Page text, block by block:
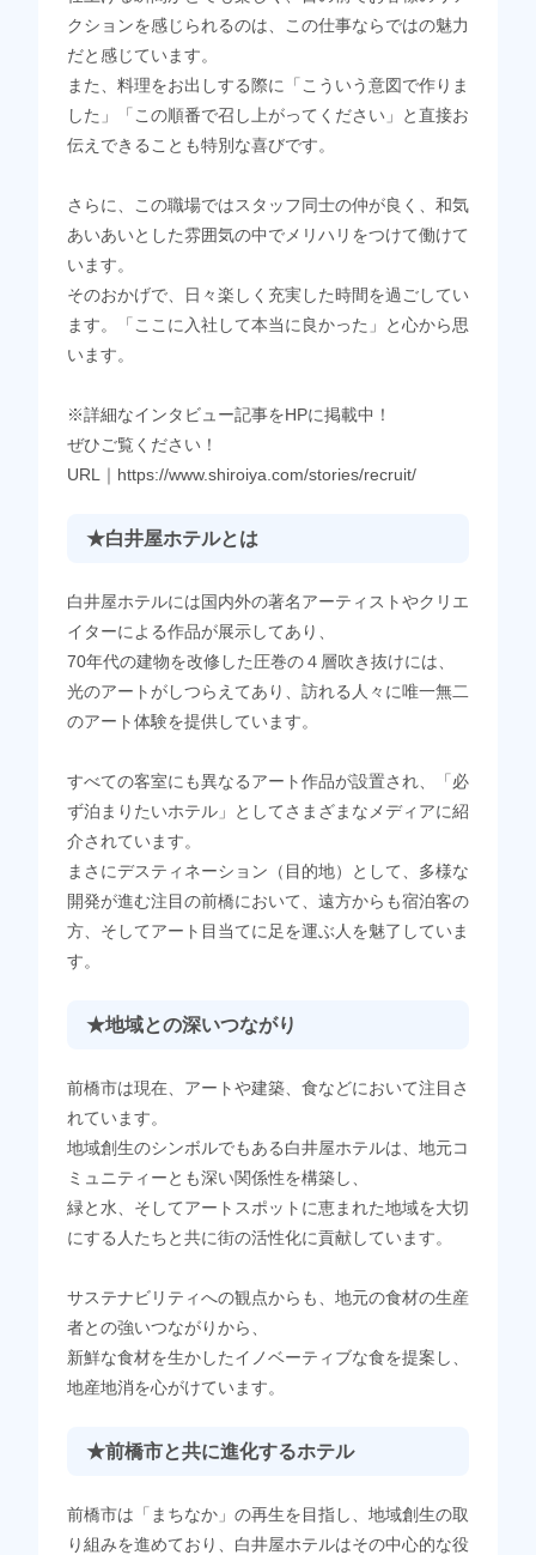
クションを感じられるのは、この仕事ならではの魅力
だと感じています。
また、料理をお出しする際に「こういう意図で作りま
した」「この順番で召し上がってください」と直接お
伝えできることも特別な喜びです。
さらに、この職場ではスタッフ同士の仲が良く、和気
あいあいとした雰囲気の中でメリハリをつけて働けて
います。
そのおかげで、日々楽しく充実した時間を過ごしてい
ます。「ここに入社して本当に良かった」と心から思
います。
※詳細なインタビュー記事をHPに掲載中！
ぜひご覧ください！
URL｜https://www.shiroiya.com/stories/recruit/
★白井屋ホテルとは
白井屋ホテルには国内外の著名アーティストやクリエ
イターによる作品が展示してあり、
70年代の建物を改修した圧巻の４層吹き抜けには、
光のアートがしつらえてあり、訪れる人々に唯一無二
のアート体験を提供しています。
すべての客室にも異なるアート作品が設置され、「必
ず泊まりたいホテル」としてさまざまなメディアに紹
介されています。
まさにデスティネーション（目的地）として、多様な
開発が進む注目の前橋において、遠方からも宿泊客の
方、そしてアート目当てに足を運ぶ人を魅了していま
す。
★地域との深いつながり
前橋市は現在、アートや建築、食などにおいて注目さ
れています。
地域創生のシンボルでもある白井屋ホテルは、地元コ
ミュニティーとも深い関係性を構築し、
緑と水、そしてアートスポットに恵まれた地域を大切
にする人たちと共に街の活性化に貢献しています。
サステナビリティへの観点からも、地元の食材の生産
者との強いつながりから、
新鮮な食材を生かしたイノベーティブな食を提案し、
地産地消を心がけています。
★前橋市と共に進化するホテル
前橋市は「まちなか」の再生を目指し、地域創生の取
り組みを進めており、白井屋ホテルはその中心的な役